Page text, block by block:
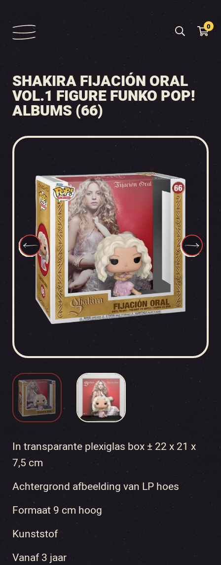
0
SHAKIRA FIJACIÓN ORAL
VOL.1 FIGURE FUNKO POP!
ALBUMS (66)
In transparante plexiglas box ± 22 x 21 x
7,5 cm
Achtergrond afbeelding van LP hoes
Formaat 9 cm hoog
Kunststof
Vanaf 3 jaar